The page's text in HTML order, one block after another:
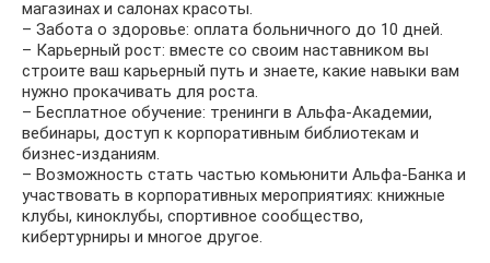
магазинах и салонах красоты.
– Забота о здоровье: оплата больничного до 10 дней.
– Карьерный рост: вместе со своим наставником вы
строите ваш карьерный путь и знаете, какие навыки вам
нужно прокачивать для роста.
– Бесплатное обучение: тренинги в Альфа-Академии,
вебинары, доступ к корпоративным библиотекам и
бизнес-изданиям.
– Возможность стать частью комьюнити Альфа-Банка и
участвовать в корпоративных мероприятиях: книжные
клубы, киноклубы, спортивное сообщество,
кибертурниры и многое другое.